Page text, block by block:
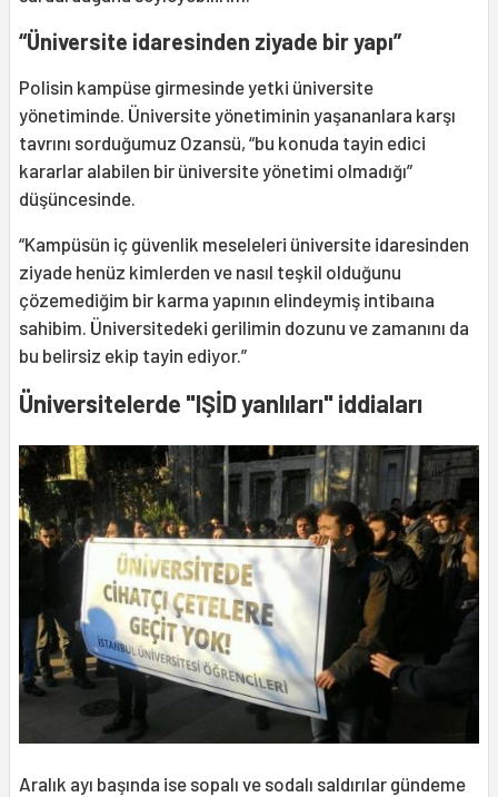
“Üniversite idaresinden ziyade bir yapı”
Polisin kampüse girmesinde yetki üniversite
yönetiminde. Üniversite yönetiminin yaşananlara karşı
tavrını sorduğumuz Ozansü, “bu konuda tayin edici
kararlar alabilen bir üniversite yönetimi olmadığı”
düşüncesinde.
“Kampüsün iç güvenlik meseleleri üniversite idaresinden
ziyade henüz kimlerden ve nasıl teşkil olduğunu
çözemediğim bir karma yapının elindeymiş intibaına
sahibim. Üniversitedeki gerilimin dozunu ve zamanını da
bu belirsiz ekip tayin ediyor.”
Üniversitelerde "IŞİD yanlıları" iddiaları
Aralık ayı başında ise sopalı ve sodalı saldırılar gündeme